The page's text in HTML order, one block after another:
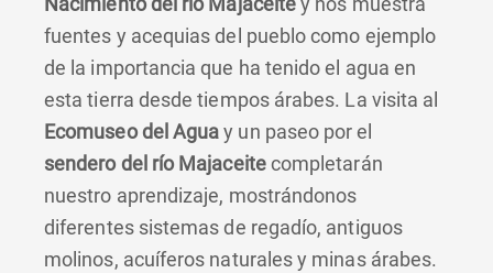
fuentes y acequias del pueblo como ejemplo
de la importancia que ha tenido el agua en
esta tierra desde tiempos árabes. La visita al
Ecomuseo del Aguay un paseo por el
sendero del río Majaceitecompletarán
nuestro aprendizaje, mostrándonos
diferentes sistemas de regadío, antiguos
molinos, acuíferos naturales y minas árabes.